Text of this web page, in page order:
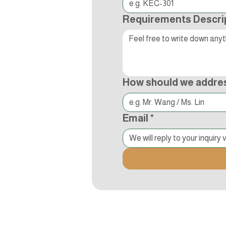
Requirements
How should we
Email *